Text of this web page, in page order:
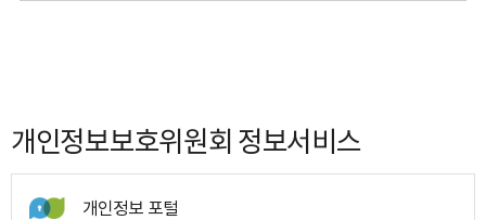
개인정보보호위원회 정보서비스
개인정보 포털